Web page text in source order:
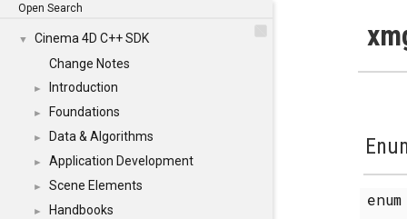
Open Search
▼
Cinema 4D C++ SDK
Change Notes
► Introduction
► Foundations
► Data & Algorithms
► Application Development
► Scene Elements
► Handbooks